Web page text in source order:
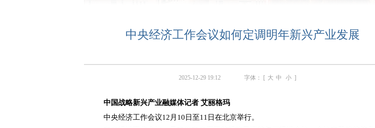
中央经济工作会议如何定调明年新兴产业发展
2025-12-29 19:12 字体： [ 大 中 小 ]
中国战略新兴产业融媒体记者 艾丽格玛
中央经济工作会议12月10日至11日在北京举行。